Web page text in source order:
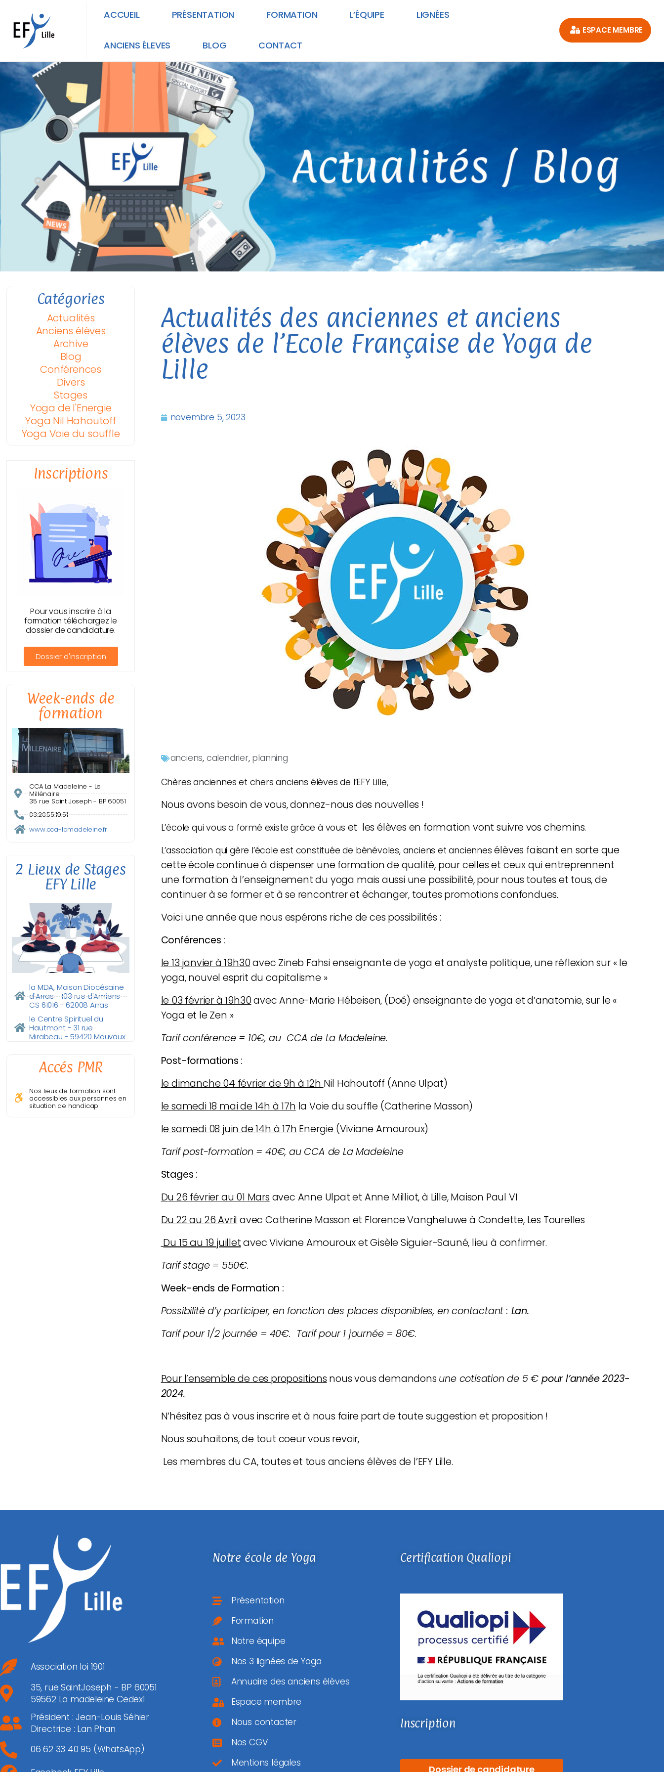
ACCUEIL PRÉSENTATION FORMATION L’ÉQUIPE LIGNÉES
ANCIENS ÉLEVES BLOG CONTACT
ESPACE MEMBRE
Catégories
Actualités
Anciens élèves
Archive
Blog
Conférences
Divers
Stages
Yoga de l'Energie
Yoga Nil Hahoutoff
Yoga Voie du souffle
Inscriptions
Pour vous inscrire à la
formation téléchargez le
dossier de candidature.
Dossier d'inscription
Week-ends de
formation
CCA La Madeleine - Le
Millénaire
35 rue Saint Joseph - BP 60051
03.20.55.19.51
www.cca-lamadeleine.fr
2 Lieux de Stages
EFY Lille
la MDA, Maison Diocésaine
d'Arras - 103 rue d'Amiens -
CS 61016 - 62008 Arras
le Centre Spirituel du
Hautmont - 31 rue
Mirabeau - 59420 Mouvaux
Accés PMR
Nos lieux de formation sont
accessibles aux personnes en
situation de handicap
Actualités des anciennes et anciens
élèves de l’Ecole Française de Yoga de
Lille
novembre 5, 2023
anciens, calendrier, planning
Chères anciennes et chers anciens élèves de l’EFY Lille,
Nous avons besoin de vous, donnez-nous des nouvelles !
L’école qui vous a formé existe grâce à vous et les élèves en formation vont suivre vos chemins.
L’association qui gère l’école est constituée de bénévoles, anciens et anciennesélèves faisant en sorte que
cette école continue à dispenser une formation de qualité, pour celles et ceux qui entreprennent
une formation à l’enseignement du yoga mais aussi une possibilité, pour nous toutes et tous, de
continuer à se former et à se rencontrer et échanger, toutes promotions confondues.
Voici une année que nous espérons riche de ces possibilités :
Conférences :
le 13 janvier à 19h30avec Zineb Fahsi enseignante de yoga et analyste politique,une réflexion sur « le
yoga, nouvel esprit du capitalisme »
le 03 février à 19h30avec Anne-Marie Hébeisen, (Doé) enseignante de yoga etd’anatomie, sur le «
Yoga et le Zen »
Tarif conférence = 10€, au CCA de La Madeleine.
Post-formations :
le dimanche 04 février de 9h à 12h Nil Hahoutoff (Anne Ulpat)
le samedi 18 mai de 14h à 17h la Voie du souffle (Catherine Masson)
le samedi 08 juin de 14h à 17h Energie (Viviane Amouroux)
Tarif post-formation = 40€, au CCA de La Madeleine
Stages :
Du 26 février au 01 Mars avec Anne Ulpat et Anne Milliot,à Lille, Maison Paul VI
Du 22 au 26 Avril avec Catherine Masson et Florence Vangheluweà Condette, Les Tourelles
Du 15 au 19 juilletavec Viviane Amouroux et Gisèle Siguier-Sauné, lieu à confirmer.
Tarif stage = 550€.
Week-ends de Formation :
Possibilité d’y participer, en fonction des places disponibles, en contactant : Lan.
Tarif pour 1/2 journée = 40€. Tarif pour 1 journée = 80€.
Pour l’ensemble de ces propositions nous vous demandons une cotisation de 5 € pour l’année 2023-
2024.
N’hésitez pas à vous inscrire et à nous faire part de toute suggestion et proposition !
Nous souhaitons, de tout coeur vous revoir,
Les membres du CA, toutes et tous anciens élèves de l’EFY Lille.
Association loi 1901
35, rue SaintJoseph - BP 60051
59562 La madeleine Cedex1
Président : Jean-Louis Séhier
Directrice : Lan Phan
06 62 33 40 95 (WhatsApp)
Notre école de Yoga
Présentation
Formation
Notre équipe
Nos 3 lignées de Yoga
Annuaire des anciens élèves
Espace membre
Nous contacter
Nos CGV
Mentions légales
Certification Qualiopi
Inscription
Dossier de candidature